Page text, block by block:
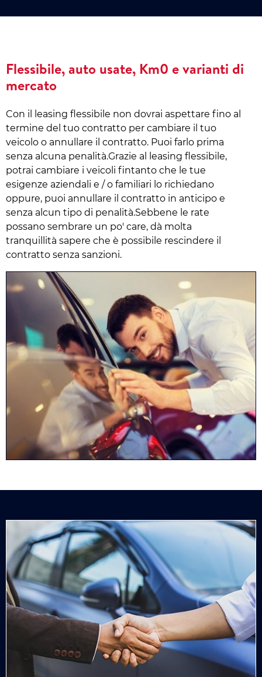
Flessibile, auto usate, Km0 e varianti di
mercato
Con il leasing flessibile non dovrai aspettare fino al
termine del tuo contratto per cambiare il tuo
veicolo o annullare il contratto. Puoi farlo prima
senza alcuna penalità.Grazie al leasing flessibile,
potrai cambiare i veicoli fintanto che le tue
esigenze aziendali e / o familiari lo richiedano
oppure, puoi annullare il contratto in anticipo e
senza alcun tipo di penalità.Sebbene le rate
possano sembrare un po' care, dà molta
tranquillità sapere che è possibile rescindere il
contratto senza sanzioni.